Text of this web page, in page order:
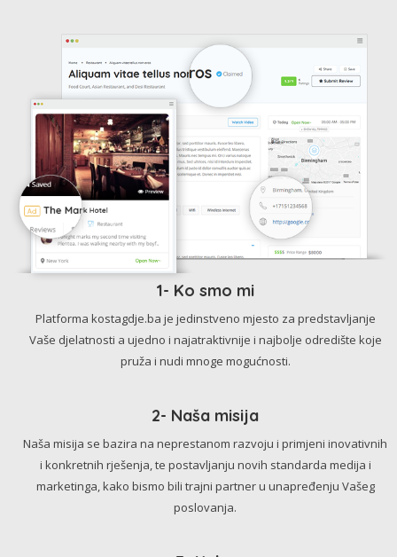
1- Ko smo mi
Platforma kostagdje.ba je jedinstveno mjesto za predstavljanje
Vaše djelatnosti a ujedno i najatraktivnije i najbolje odredište koje
pruža i nudi mnoge mogućnosti.
2- Naša misija
Naša misija se bazira na neprestanom razvoju i primjeni inovativnih
i konkretnih rješenja, te postavljanju novih standarda medija i
marketinga, kako bismo bili trajni partner u unapređenju Vašeg
poslovanja.